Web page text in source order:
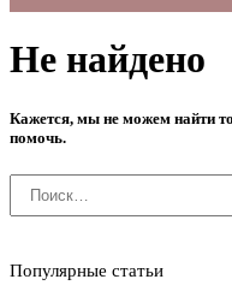
Не найдено
Кажется, мы не можем найти
помочь.
Популярные статьи